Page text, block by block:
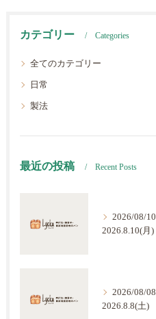
カテゴリー Categories
全てのカテゴリー
日常
製法
最近の投稿 Recent Posts
2026/08/10
2026.8.10(月)
2026/08/08
2026.8.8(土)